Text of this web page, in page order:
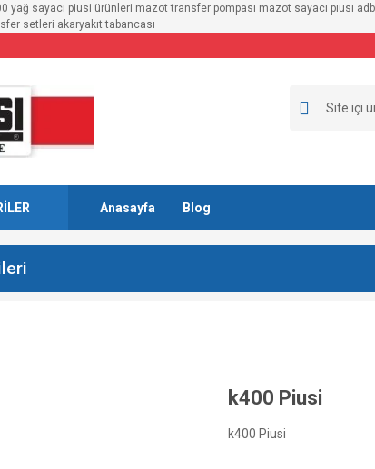
yağ sayacı piusi ürünleri mazot transfer pompası mazot sayacı pıusı
setleri akaryakıt tabancası
Anasayfa Blog
k400 Piusi
k400 Piusi